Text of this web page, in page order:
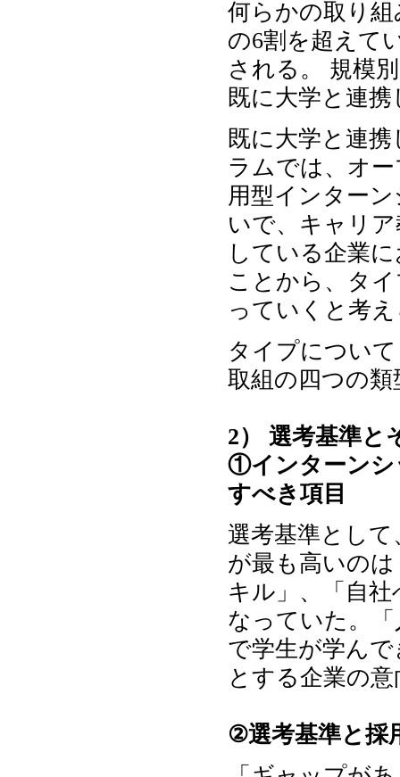
何らかの取り
の6割を超えて
される。 規模
既に大学と連
既に大学と連
ラムでは、オ
用型インター
いで、キャリ
している企業
ことから、タ
っていくと考
タイプについ
取組の四つの類
2） 選考基準と
①インターンシ
すべき項目
選考基準とし
が最も高いの
キル」、「自
なっていた。
で学生が学ん
とする企業の
②選考基準と採